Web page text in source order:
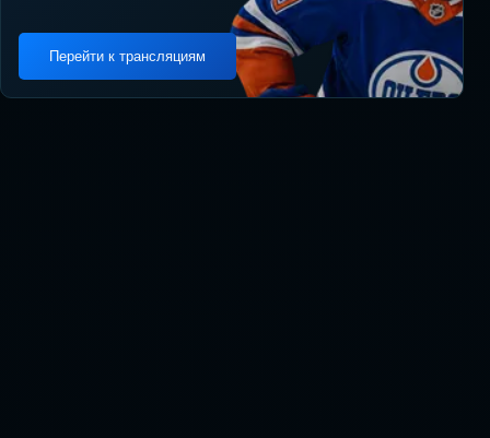
Перейти к трансляциям